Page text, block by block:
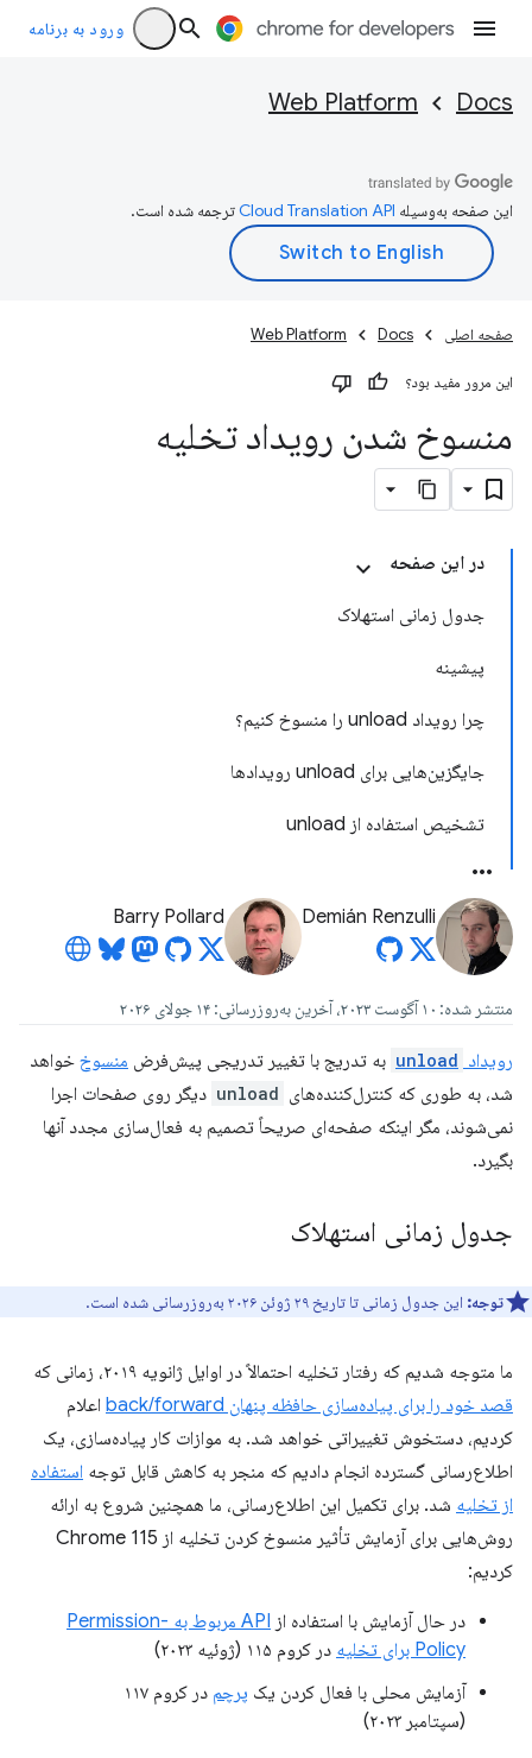
ورود به برنامه
Docs
Web Platform
این صفحه به‌وسیله ترجمه شده است.
صفحه اصلی Docs
Web Platform
این مرور مفید بود؟
منسوخ شدن رویداد تخلیه
در این صفحه
جدول زمانی استهلاک
پیشینه
چرا رویداد unload را منسوخ کنیم؟
جایگزین‌هایی برای unload رویدادها
تشخیص استفاده از unload
Demián Renzulli
Barry Pollard
منتشر شده: ۱۰ آگوست ۲۰۲۳، آخرین به‌روزرسانی: ۱۴ جولای ۲۰۲۶
رویداد unload به تدریج با تغییر تدریجی پیش‌فرض منسوخ خواهد
شد، به طوری که کنترل‌کننده‌های unload دیگر روی صفحات اجرا
نمی‌شوند، مگر اینکه صفحه‌ای صریحاً تصمیم به فعال‌سازی مجدد آنها
بگیرد.
جدول زمانی استهلاک
توجه: این جدول زمانی تا تاریخ ۲۹ ژوئن ۲۰۲۶ به‌روزرسانی شده است.
ما متوجه شدیم که رفتار تخلیه احتمالاً در اوایل ژانویه ۲۰۱۹، زمانی که
قصد خود را برای پیاده‌سازی حافظه پنهان back/forward
اعلام
کردیم، دستخوش تغییراتی خواهد شد. به موازات کار پیاده‌سازی، یک
اطلاع‌رسانی گسترده انجام دادیم که منجر به کاهش قابل توجه استفاده
از تخلیه شد. برای تکمیل این اطلاع‌رسانی، ما همچنین شروع به ارائه
روش‌هایی برای آزمایش تأثیر منسوخ کردن تخلیه از Chrome 115
کردیم:
در حال آزمایش با استفاده از
API مربوط به Permission-
Policy برای تخلیه
در کروم ۱۱۵ (ژوئیه ۲۰۲۳)
آزمایش محلی با فعال کردن یک پرچم
در کروم ۱۱۷
(سپتامبر ۲۰۲۳)